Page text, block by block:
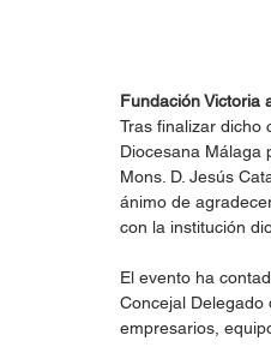
Fundación Victoria
Tras finalizar dicho
Diocesana Málaga
Mons. D. Jesús
ánimo de
con la institución
El evento ha
Concejal Delegado
empresarios,